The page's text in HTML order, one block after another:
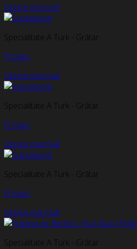
Citește mai mult
Specialitate A Turk - Grătar
Produs
Citește mai mult
Specialitate A Turk - Grătar
Produs
Citește mai mult
Specialitate A Turk - Grătar
Produs
Citește mai mult
Specialitate A Turk - Grătar